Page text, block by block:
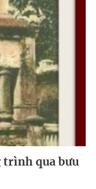
trình qua bưu